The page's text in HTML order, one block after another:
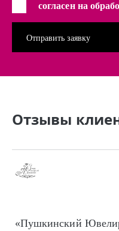
согласен на
Отзывы
«Пушкинский